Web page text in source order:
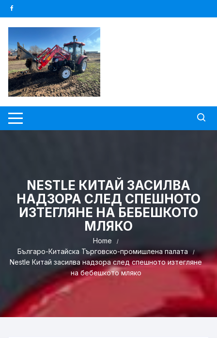
Skip
to
content
NESTLE КИТАЙ ЗАСИЛВА
НАДЗОРА СЛЕД СПЕШНОТО
ИЗТЕГЛЯНЕ НА БЕБЕШКОТО
МЛЯКО
Home
Българо-Китайска Търговско-промишлена палaта
Nestle Китай засилва надзора след спешното изтегляне
на бебешкото мляко